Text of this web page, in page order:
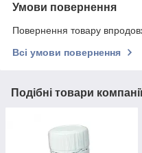
Умови повернення
Повернення товару
Всі умови повернення
Подібні товари